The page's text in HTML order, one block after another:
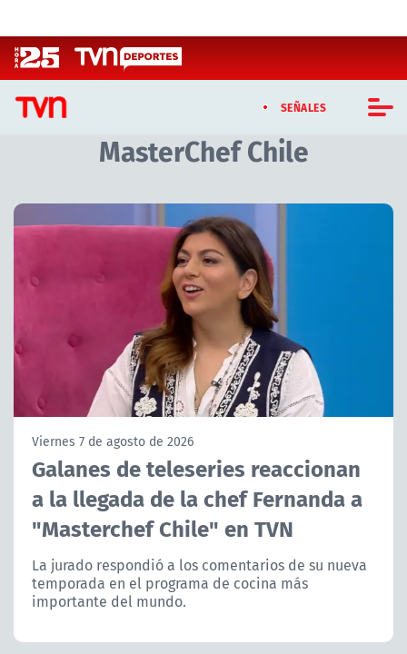
SEÑALES
CASTING MASTERCHEF CHILE
CASTING TVN VERTICAL
PROGRAMAS
TELESERIES
ACTUALIDAD Y TENDENCIAS
CORPORATIVO Y TRANSPARENCIA
CANAL DE DENUNCIAS
MasterChef Chile
Artículos relacionados con MasterChef Chile
Viernes 7 de agosto de 2026
Galanes de teleseries reaccionan
a la llegada de la chef Fernanda a
"Masterchef Chile" en TVN
La jurado respondió a los comentarios de su nueva
temporada en el programa de cocina más
importante del mundo.